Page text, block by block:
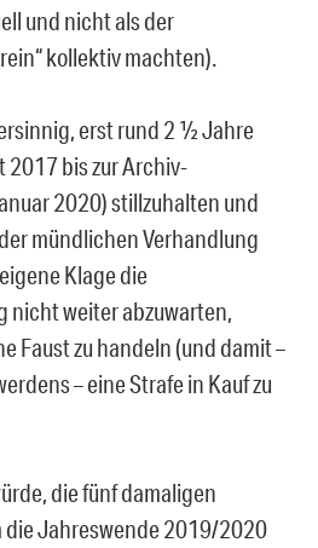
und nicht als der
kollektiv machten).
erst rund 2 ½ Jahre
2017 bis zur Archiv-
2020) stillzuhalten und
mündli­chen Verhandlung
Klage die
wei­ter abzuwarten,
Faust zu handeln (und damit –
– eine Strafe in Kauf zu
die fünf damaligen
die Jahreswende 2019/2020